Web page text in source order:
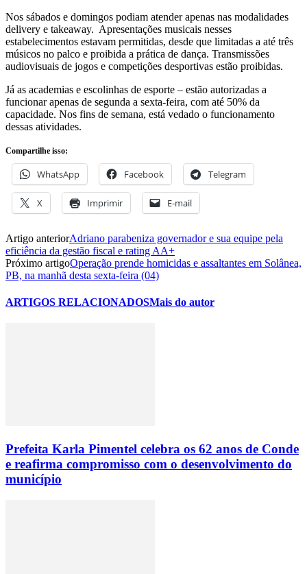
Nos sábados e domingos podiam atender apenas nas modalidades
delivery e takeaway. Apresentações musicais nesses
estabelecimentos estavam permitidas, desde que limitadas a até três
músicos no palco e proibida a prática de dança. Transmissões
audiovisuais de jogos e competições desportivas estão proibidas.
Já as academias e escolinhas de esporte – estão autorizadas a
funcionar apenas de segunda a sexta-feira, com até 50% da
capacidade. Nos fins de semana, está vedado o funcionamento
dessas atividades.
Compartilhe isso:
WhatsApp Facebook Telegram
X Imprimir E-mail
Artigo anteriorAdriano parabeniza governador e sua equipe pela
eficiência da gestão fiscal e rating AA+
Próximo artigoOperação prende homicidas e assaltantes em Solânea,
PB, na manhã desta sexta-feira (04)
ARTIGOS RELACIONADOSMais do autor
Prefeita Karla Pimentel celebra os 62 anos de Conde
e reafirma compromisso com o desenvolvimento do
município